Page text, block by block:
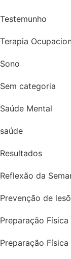
Testemunho
Terapia
Sono
Sem categoria
Saúde Mental
saúde
Resultados
Reflexão da
Prevenção de
Preparação Física
Preparação Física